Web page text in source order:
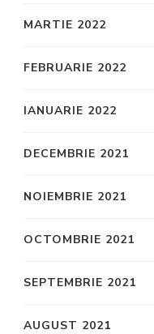
MARTIE 2022
FEBRUARIE 2022
IANUARIE 2022
DECEMBRIE 2021
NOIEMBRIE 2021
OCTOMBRIE 2021
SEPTEMBRIE 2021
AUGUST 2021